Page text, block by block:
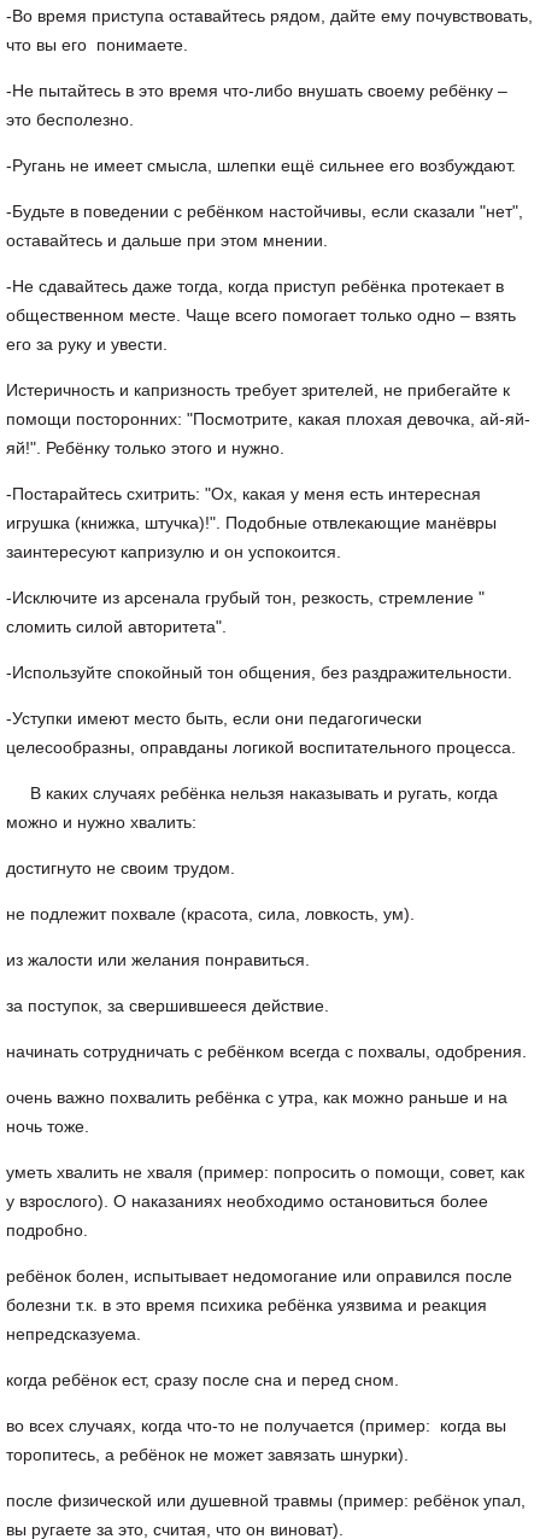
-Во время приступа оставайтесь рядом, дайте ему почувствовать,
что вы его понимаете.
-Не пытайтесь в это время что-либо внушать своему ребёнку –
это бесполезно.
-Ругань не имеет смысла, шлепки ещё сильнее его возбуждают.
-Будьте в поведении с ребёнком настойчивы, если сказали "нет",
оставайтесь и дальше при этом мнении.
-Не сдавайтесь даже тогда, когда приступ ребёнка протекает в
общественном месте. Чаще всего помогает только одно – взять
его за руку и увести.
Истеричность и капризность требует зрителей, не прибегайте к
помощи посторонних: "Посмотрите, какая плохая девочка, ай-яй-
яй!". Ребёнку только этого и нужно.
-Постарайтесь схитрить: "Ох, какая у меня есть интересная
игрушка (книжка, штучка)!". Подобные отвлекающие манёвры
заинтересуют капризулю и он успокоится.
-Исключите из арсенала грубый тон, резкость, стремление "
сломить силой авторитета".
-Используйте спокойный тон общения, без раздражительности.
-Уступки имеют место быть, если они педагогически
целесообразны, оправданы логикой воспитательного процесса.
В каких случаях ребёнка нельзя наказывать и ругать, когда
можно и нужно хвалить:
достигнуто не своим трудом.
не подлежит похвале (красота, сила, ловкость, ум).
из жалости или желания понравиться.
за поступок, за свершившееся действие.
начинать сотрудничать с ребёнком всегда с похвалы, одобрения.
очень важно похвалить ребёнка с утра, как можно раньше и на
ночь тоже.
уметь хвалить не хваля (пример: попросить о помощи, совет, как
у взрослого). О наказаниях необходимо остановиться более
подробно.
ребёнок болен, испытывает недомогание или оправился после
болезни т.к. в это время психика ребёнка уязвима и реакция
непредсказуема.
когда ребёнок ест, сразу после сна и перед сном.
во всех случаях, когда что-то не получается (пример: когда вы
торопитесь, а ребёнок не может завязать шнурки).
после физической или душевной травмы (пример: ребёнок упал,
вы ругаете за это, считая, что он виноват).